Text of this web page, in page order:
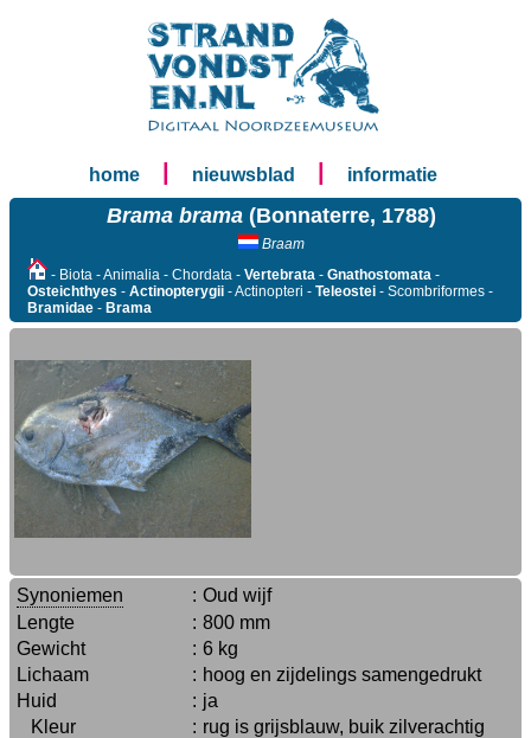
home nieuwsblad informatie
Brama brama (Bonnaterre, 1788)
Braam
- Biota - Animalia - Chordata - Vertebrata - Gnathostomata -
Osteichthyes - Actinopterygii - Actinopteri - Teleostei - Scombriformes -
Bramidae - Brama
Synoniemen : Oud wijf
Lengte
: 800 mm
Gewicht
: 6 kg
Lichaam
: hoog en zijdelings samengedrukt
Huid
: ja
Kleur
: rug is grijsblauw, buik zilverachtig